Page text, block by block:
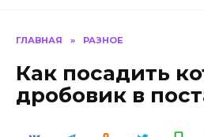
ГЛАВНАЯ » РАЗНОЕ
Как посадить
дробовик в